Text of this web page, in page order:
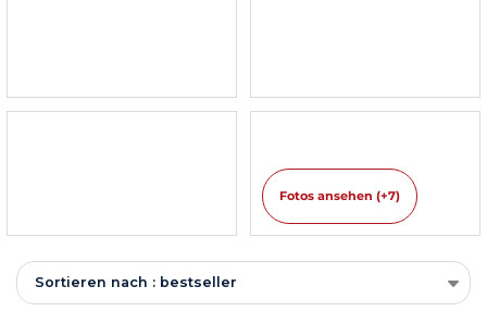
Fotos ansehen (+7)
Sortieren nach : bestseller